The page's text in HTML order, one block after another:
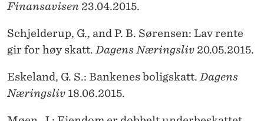
Finansavisen 23.04.2015.
Schjelderup, G., and P. B. Sørensen: Lav rente
gir for høy skatt. Dagens Næringsliv 20.05.2015.
Eskeland, G. S.: Bankenes boligskatt. Dagens
Næringsliv 18.06.2015.